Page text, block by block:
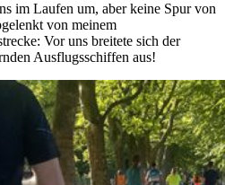
im Laufen um, aber keine Spur von
von meinem
Vor uns breitete sich der
Ausflugsschiffen aus!